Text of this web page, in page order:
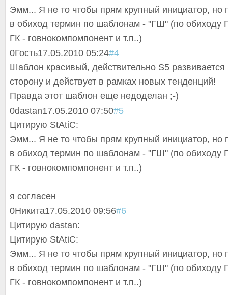
Эмм... Я не то чтобы прям крупный инициатор, но
в обиход термин по шаблонам - "ГШ" (по обиходу
ГК - говнокомпомпонент и т.п..)
0Гость17.05.2010 05:24#4
Шаблон красивый, действительно S5
сторону и действует в рамках новых тенденций!
Правда этот шаблон еще недоделан ;-)
0dastan17.05.2010 07:50#5
Цитирую StAtiC:
Эмм... Я не то чтобы прям крупный инициатор, но
в обиход термин по шаблонам - "ГШ" (по обиходу
ГК - говнокомпомпонент и т.п..)
я согласен
0Никита17.05.2010 09:56#6
Цитирую dastan:
Цитирую StAtiC:
Эмм... Я не то чтобы прям крупный инициатор, но
в обиход термин по шаблонам - "ГШ" (по обиходу
ГК - говнокомпомпонент и т.п..)